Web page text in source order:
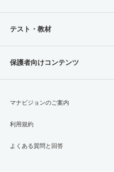
テスト・教材
保護者向けコンテンツ
マナビジョンのご案内
利用規約
よくある質問と回答